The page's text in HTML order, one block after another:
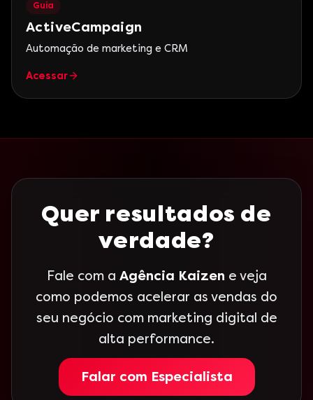
Guia
ActiveCampaign
Automação de marketing e CRM
Acessar
Quer resultados de
verdade?
Fale com a Agência Kaizen e veja
como podemos acelerar as vendas do
seu negócio com marketing digital de
alta performance.
Falar com Especialista